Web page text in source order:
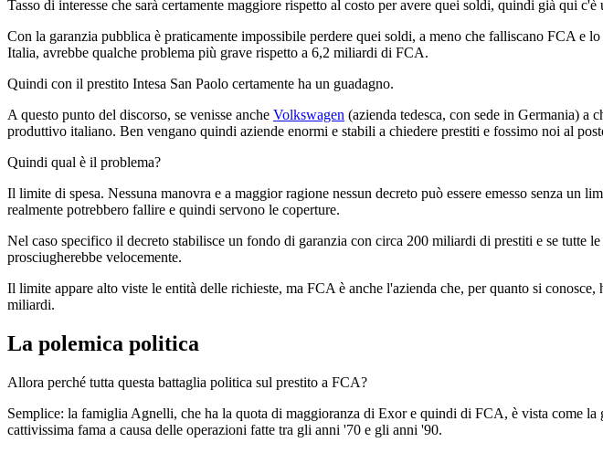
Tasso di interesse che sarà certamente maggiore rispetto al costo per avere quei soldi, quindi già qui c'è
Con la garanzia pubblica è praticamente impossibile perdere quei soldi, a meno che falliscano FCA e
Italia, avrebbe qualche problema più grave rispetto a 6,2 miliardi di FCA.
Quindi con il prestito Intesa San Paolo certamente ha un guadagno.
A questo punto del discorso, se venisse anche Volkswagen (azienda tedesca, con sede in Germania) a
produttivo italiano. Ben vengano quindi aziende enormi e stabili a chiedere prestiti e fossimo noi al
Quindi qual è il problema?
Il limite di spesa. Nessuna manovra e a maggior ragione nessun decreto può essere emesso senza un
realmente potrebbero fallire e quindi servono le coperture.
Nel caso specifico il decreto stabilisce un fondo di garanzia con circa 200 miliardi di prestiti e se tutte
prosciugherebbe velocemente.
Il limite appare alto viste le entità delle richieste, ma FCA è anche l'azienda che, per quanto si
miliardi.
La polemica politica
Allora perché tutta questa battaglia politica sul prestito a FCA?
Semplice: la famiglia Agnelli, che ha la quota di maggioranza di Exor e quindi di FCA, è vista come
cattivissima fama a causa delle operazioni fatte tra gli anni '70 e gli anni '90.